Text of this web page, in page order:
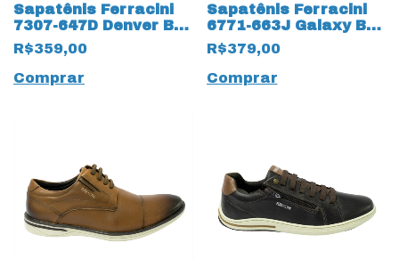
Sapatênis Ferracini
7307-647D Denver BA
Couro Natural 15790
Branco
R$359,00
Comprar
Sapatênis Ferracini
6771-663J Galaxy BA
couro legítimo 15518
Café
R$379,00
Comprar